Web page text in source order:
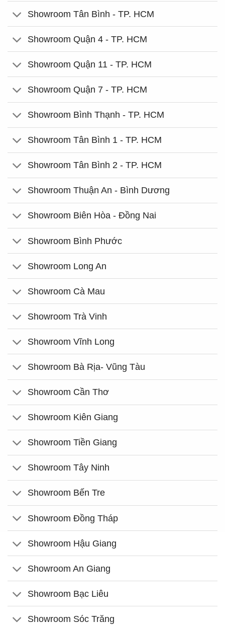
Showroom Tân Bình - TP. HCM
Showroom Quận 4 - TP. HCM
Showroom Quận 11 - TP. HCM
Showroom Quận 7 - TP. HCM
Showroom Bình Thạnh - TP. HCM
Showroom Tân Bình 1 - TP. HCM
Showroom Tân Bình 2 - TP. HCM
Showroom Thuận An - Bình Dương
Showroom Biên Hòa - Đồng Nai
Showroom Bình Phước
Showroom Long An
Showroom Cà Mau
Showroom Trà Vinh
Showroom Vĩnh Long
Showroom Bà Rịa- Vũng Tàu
Showroom Cần Thơ
Showroom Kiên Giang
Showroom Tiền Giang
Showroom Tây Ninh
Showroom Bến Tre
Showroom Đồng Tháp
Showroom Hậu Giang
Showroom An Giang
Showroom Bạc Liêu
Showroom Sóc Trăng